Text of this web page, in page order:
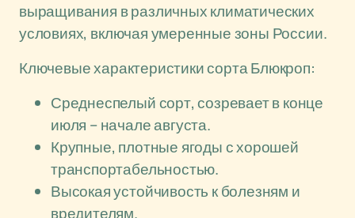
выращивания в различных климатических
условиях, включая умеренные зоны России.
Ключевые характеристики сорта Блюкроп:
Среднеспелый сорт, созревает в конце
июля – начале августа.
Крупные, плотные ягоды с хорошей
транспортабельностью.
Высокая устойчивость к болезням и
вредителям.